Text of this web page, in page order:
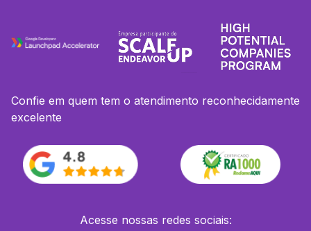
Confie em quem tem o atendimento reconhecidamente
excelente
Acesse nossas redes sociais: